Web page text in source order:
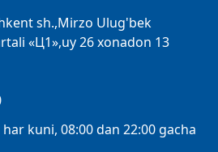
sh.,Mirzo Ulug'bek
«Ц1»,uy 26 xonadon 13
kuni, 08:00 dan 22:00 gacha